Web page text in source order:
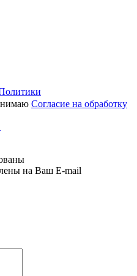
Согласие на обработку
на Ваш E-mail